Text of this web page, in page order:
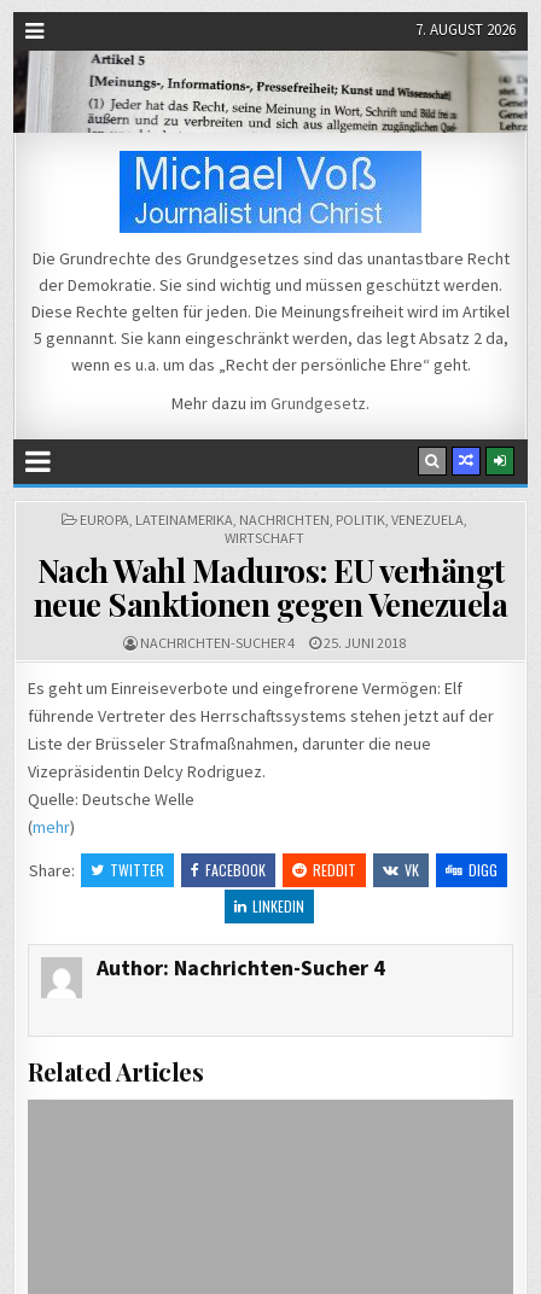
7. AUGUST 2026
Michael Voß
Die Grundrechte des Grundgesetzes sind das unantastbare Recht
der Demokratie. Sie sind wichtig und müssen geschützt werden.
Diese Rechte gelten für jeden. Die Meinungsfreiheit wird im Artikel
5 gennannt. Sie kann eingeschränkt werden, das legt Absatz 2 da,
wenn es u.a. um das „Recht der persönliche Ehre“ geht.
Mehr dazu im Grundgesetz.
POSTED
EUROPA, LATEINAMERIKA, NACHRICHTEN, POLITIK, VENEZUELA,
WIRTSCHAFT
Nach Wahl Maduros: EU verhängt
neue Sanktionen gegen Venezuela
NACHRICHTEN-SUCHER 4 25. JUNI 2018
Es geht um Einreiseverbote und eingefrorene Vermögen: Elf
führende Vertreter des Herrschaftssystems stehen jetzt auf der
Liste der Brüsseler Strafmaßnahmen, darunter die neue
Vizepräsidentin Delcy Rodriguez.
Quelle: Deutsche Welle
(mehr)
Share:
TWITTER FACEBOOK REDDIT VK
DIGG
LINKEDIN
Author: Nachrichten-Sucher 4
Related Articles